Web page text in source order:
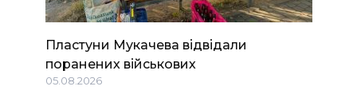
Пластуни Мукачева відвідали
поранених військових
05.08.2026